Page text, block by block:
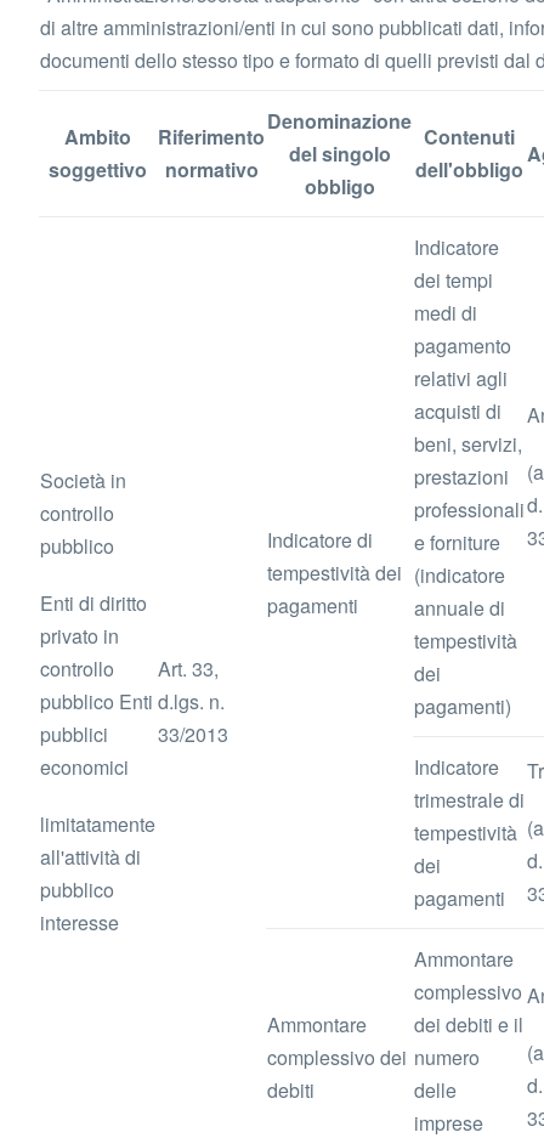
di altre amministrazioni/enti in cui sono pubblicati dati,
documenti dello stesso tipo e formato di quelli previsti dal
Ambito
soggettivo
Riferimento
normativo
Denominazione
del singolo
obbligo
Contenuti
dell'obbligo
Società in
controllo
pubblico
Enti di diritto
privato in
controllo
pubblico Enti
pubblici
economici
limitatamente
all'attività di
pubblico
interesse
Art. 33,
d.lgs. n.
33/2013
Indicatore di
tempestività dei
pagamenti
Indicatore
dei tempi
medi di
pagamento
relativi agli
acquisti di
beni, servizi,
prestazioni
professionali
e forniture
(indicatore
annuale di
tempestività
dei
pagamenti)
Indicatore
trimestrale di
tempestività
dei
pagamenti
Ammontare
complessivo dei
debiti
Ammontare
complessivo
dei debiti e il
numero
delle
imprese